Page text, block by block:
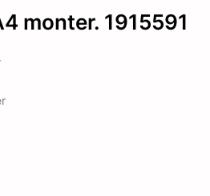
monter. 1915591